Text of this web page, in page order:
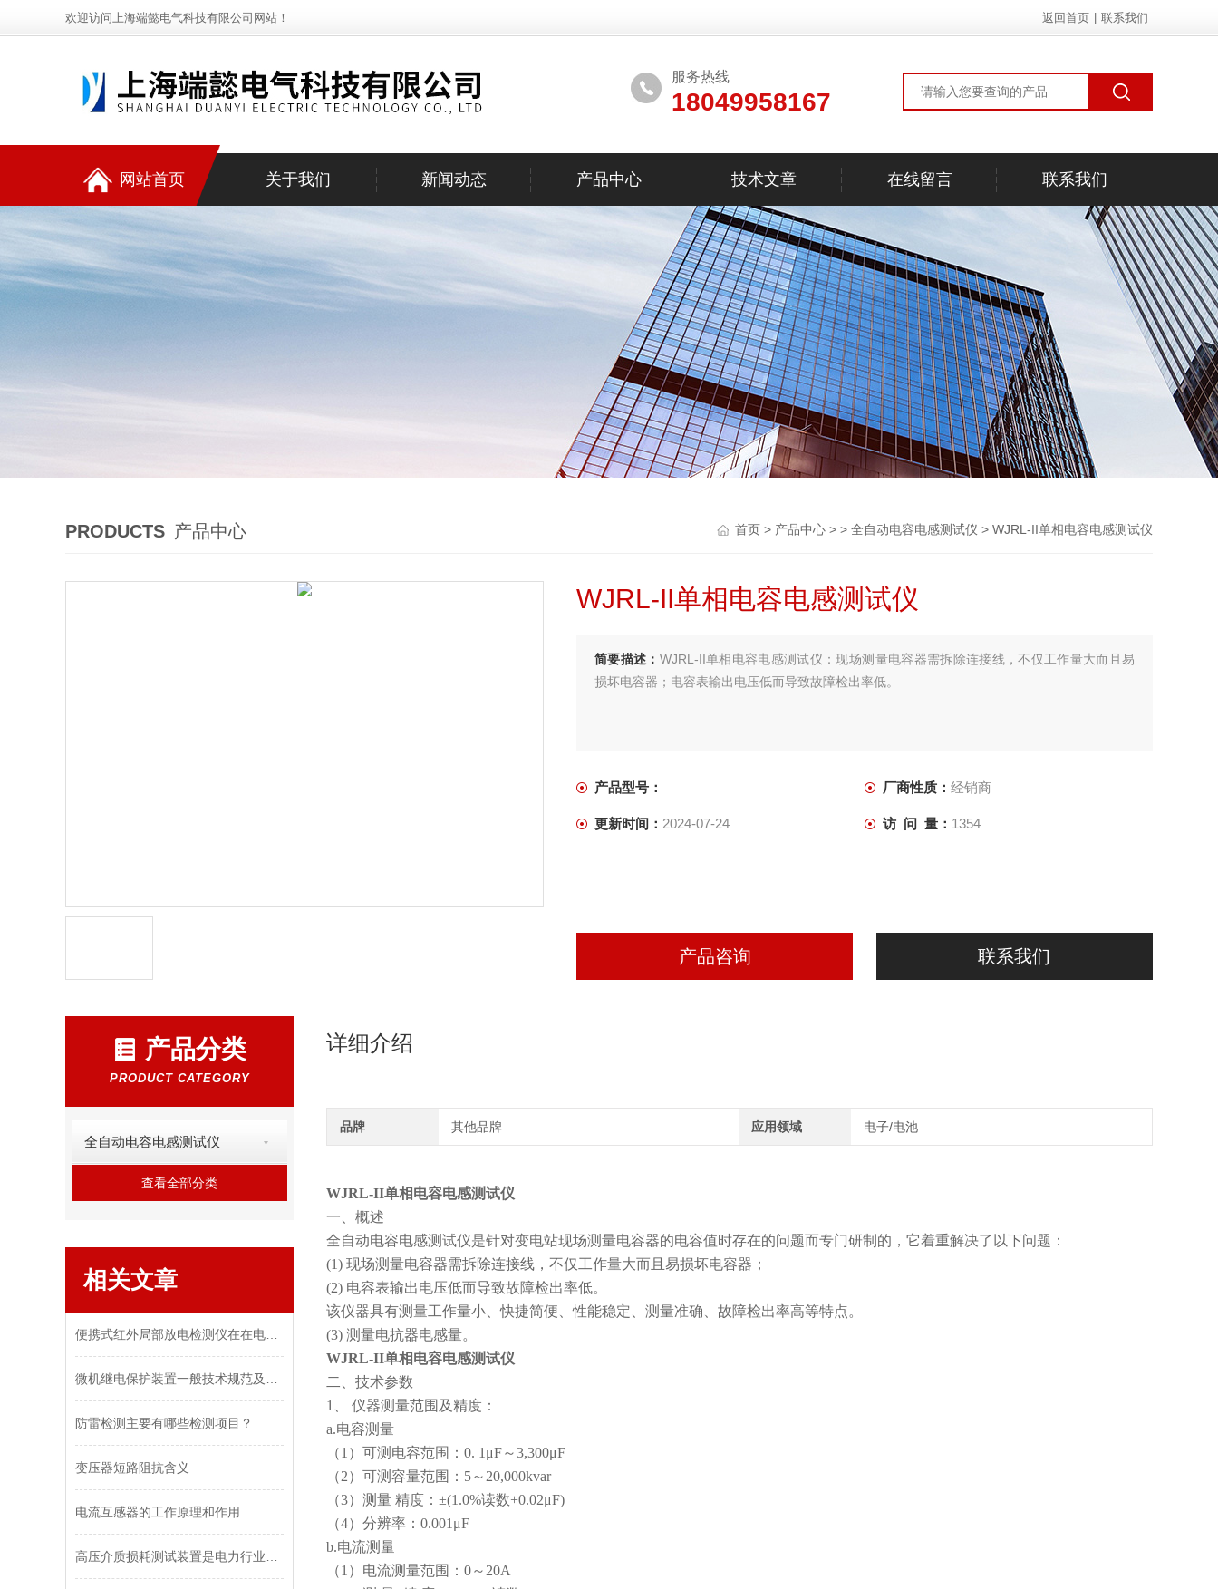
欢迎访问上海端懿电气科技有限公司网站！ 返回首页 联系我们
服务热线
18049958167
网站首页 关于我们 新闻动态 产品中心 技术文章 在线留言 联系我们
PRODUCTS 产品中心 首页 > 产品中心 > > 全自动电容电感测试仪 > WJRL-II单相电容电感测试仪
WJRL-II单相电容电感测试仪
简要描述： WJRL-II单相电容电感测试仪：现场测量电容器需拆除连接线，不仅工作量大而且易
损坏电容器；电容表输出电压低而导致故障检出率低。
产品型号： 厂商性质： 经销商
更新时间： 2024-07-24 访 问 量： 1354
产品咨询 联系我们
产品分类
PRODUCT CATEGORY
全自动电容电感测试仪
查看全部分类
相关文章
防雷检测主要有哪些检测项目？
变压器短路阻抗含义
电流互感器的工作原理和作用
详细介绍
品牌 其他品牌 应用领域 电子/电池
WJRL-II单相电容电感测试仪
一、概述
全自动电容电感测试仪是针对变电站现场测量电容器的电容值时存在的问题而专门研制的，它着重解决了以下问题：
(1) 现场测量电容器需拆除连接线，不仅工作量大而且易损坏电容器；
(2) 电容表输出电压低而导致故障检出率低。
该仪器具有测量工作量小、快捷简便、性能稳定、测量准确、故障检出率高等特点。
(3) 测量电抗器电感量。
WJRL-II单相电容电感测试仪
二、技术参数
1、 仪器测量范围及精度：
a.电容测量
（1）可测电容范围：0. 1μF～3,300μF
（2）可测容量范围：5～20,000kvar
（3）测量 精度：±(1.0%读数+0.02μF)
（4）分辨率：0.001μF
b.电流测量
（1）电流测量范围：0～20A